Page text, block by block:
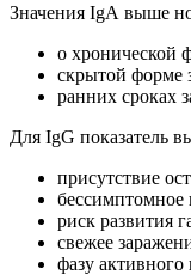
Значения IgА выше
о хронической
скрытой форме
ранних сроках
Для IgG показатель
присутствие
бессимптомное
риск развития
свежее
фазу активного